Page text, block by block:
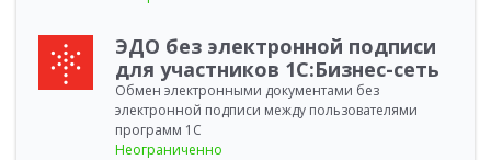
ЭДО без электронной подписи
для участников 1С:Бизнес-сеть
Обмен электронными документами без
электронной подписи между пользователями
программ 1С
Неограниченно